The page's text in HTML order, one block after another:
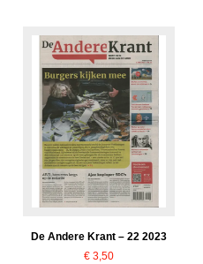
De Andere Krant – 22 2023
€ 3,50